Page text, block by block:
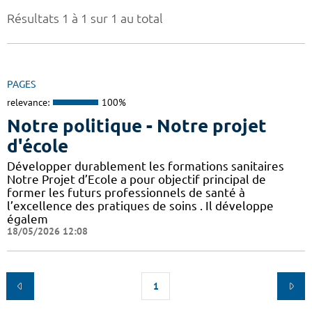
Résultats 1 à 1 sur 1 au total
PAGES
relevance: 100%
Notre politique - Notre projet
d'école
Développer durablement les formations sanitaires
Notre Projet d’Ecole a pour objectif principal de
former les futurs professionnels de santé à
l’excellence des pratiques de soins . Il développe
égalem
18/05/2026 12:08
1